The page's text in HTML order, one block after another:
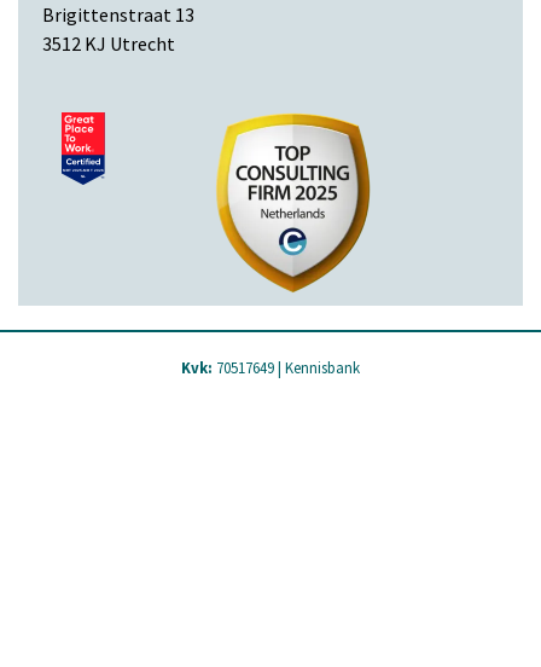
Brigittenstraat 13
3512 KJ Utrecht
Kvk: 70517649 | Kennisbank